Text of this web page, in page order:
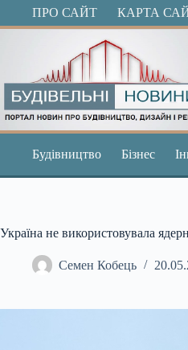
ПерейтиПРО САЙТ КАРТА
Будівництво Бізнес
Україна не використовувала
Семен Кобець